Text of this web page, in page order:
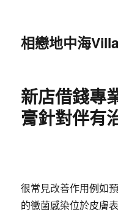
相戀地中海
新店借錢專
膏針對伴有
很常見改善作用例如
的黴菌感染位於皮膚